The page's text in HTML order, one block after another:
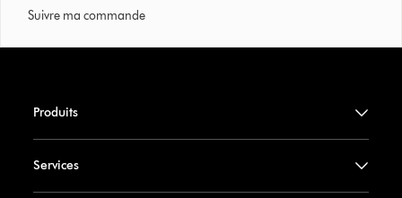
Suivre ma commande
Produits
Services